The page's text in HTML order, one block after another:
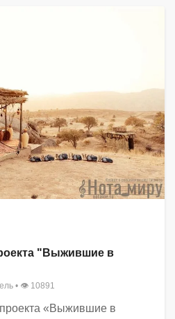
"Выжившие в
• 👁 10891
«Выжившие в